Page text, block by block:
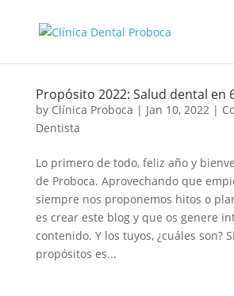
Propósito 2022: Salud dental en
by Clínica Proboca | Jan 10, 2022|
Dentista
Lo primero de todo, feliz año y
de Proboca. Aprovechando que
siempre nos proponemos hitos o
es crear este blog y que os genere
contenido. Y los tuyos, ¿cuáles son?
propósitos es...